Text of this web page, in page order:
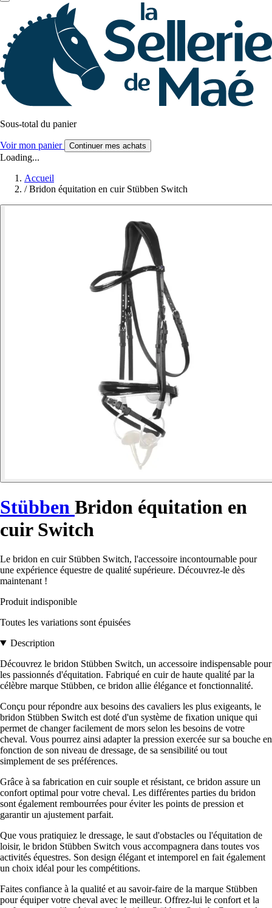
Sous-total du panier
Voir mon panier Continuer mes achats
Loading...
Accueil
/ Bridon équitation en cuir Stübben Switch
Stübben Bridon équitation en
cuir Switch
Le bridon en cuir Stübben Switch, l'accessoire incontournable pour
une expérience équestre de qualité supérieure. Découvrez-le dès
maintenant !
Produit indisponible
Toutes les variations sont épuisées
Description
Découvrez le bridon Stübben Switch, un accessoire indispensable pour
les passionnés d'équitation. Fabriqué en cuir de haute qualité par la
célèbre marque Stübben, ce bridon allie élégance et fonctionnalité.
Conçu pour répondre aux besoins des cavaliers les plus exigeants, le
bridon Stübben Switch est doté d'un système de fixation unique qui
permet de changer facilement de mors selon les besoins de votre
cheval. Vous pourrez ainsi adapter la pression exercée sur sa bouche en
fonction de son niveau de dressage, de sa sensibilité ou tout
simplement de ses préférences.
Grâce à sa fabrication en cuir souple et résistant, ce bridon assure un
confort optimal pour votre cheval. Les différentes parties du bridon
sont également rembourrées pour éviter les points de pression et
garantir un ajustement parfait.
Que vous pratiquiez le dressage, le saut d'obstacles ou l'équitation de
loisir, le bridon Stübben Switch vous accompagnera dans toutes vos
activités équestres. Son design élégant et intemporel en fait également
un choix idéal pour les compétitions.
Faites confiance à la qualité et au savoir-faire de la marque Stübben
pour équiper votre cheval avec le meilleur. Offrez-lui le confort et la